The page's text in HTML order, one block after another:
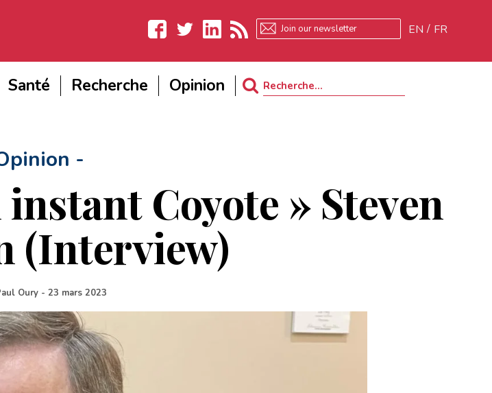
Facebook RSS
EN FR
Santé Recherche Opinion
Search
-
Coyote » Steven
(Interview)
Oury - 23 mars 2023